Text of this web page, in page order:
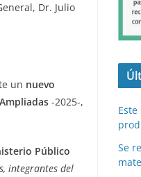
Dr. Julio
un nuevo
-2025-,
Público
integrantes del
Se